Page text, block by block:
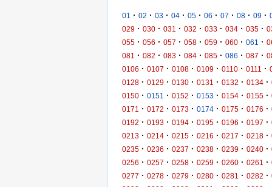
01 · 02 · 03 · 04 · 05 · 06 · 07 · 08 · 09 ·
029 · 030 · 031 · 032 · 033 · 034 · 035 ·
055 · 056 · 057 · 058 · 059 · 060 · 061 ·
081
· 082 · 083 · 084 · 085 · 086 · 087 ·
0106 · 0107 · 0108 · 0109 · 0110 · 0111 ·
0128 · 0129 · 0130 · 0131 · 0132 · 0134 ·
0150 · 0151 · 0152 · 0153 · 0154 · 0155 ·
0171
· 0172 · 0173 · 0174 · 0175 · 0176 ·
0192 · 0193 · 0194 · 0195 · 0196 · 0197 ·
0213 · 0214 · 0215 · 0216 · 0217 · 0218 ·
0235 · 0236 · 0237 · 0238 · 0239 · 0240 ·
0256 · 0257 · 0258 · 0259 · 0260 · 0261 ·
0277 · 0278 · 0279 · 0280 · 0281 · 0282 ·